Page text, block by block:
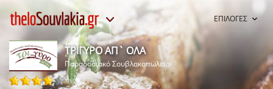
ΕΠΙΛΟΓΕΣ
ΤΡΙΓΥΡΟ ΑΠ` ΟΛΑ
Παραδοσιακό Σουβλακοπωλείο
91 ψήφοι